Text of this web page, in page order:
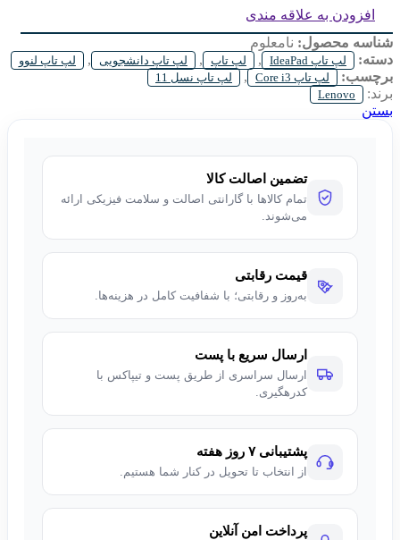
افزودن به علاقه مندی
شناسه محصول: نامعلوم
دسته:
لپ تاپ IdeaPad , لپ تاپ , لپ تاپ دانشجویی , لپ تاپ لنوو
برچسب: لپ تاپ Core i3 , لپ تاپ نسل 11
برند: Lenovo
بستن
تضمین اصالت کالا
تمام کالاها با گارانتی اصالت و سلامت فیزیکی ارائه
می‌شوند.
قیمت رقابتی
به‌روز و رقابتی؛ با شفافیت کامل در هزینه‌ها.
ارسال سریع با پست
ارسال سراسری از طریق پست و تیپاکس با
کدرهگیری.
پشتیبانی ۷ روز هفته
از انتخاب تا تحویل در کنار شما هستیم.
پرداخت امن آنلاین